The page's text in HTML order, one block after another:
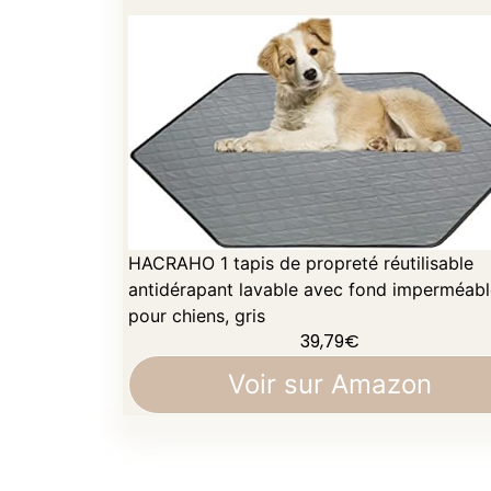
HACRAHO 1 tapis de propreté réutilisable
antidérapant lavable avec fond
pour chiens, gris
39,79€
Voir sur Amazon